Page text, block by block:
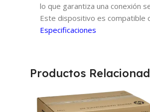
lo que garantiza una conexión
Este dispositivo es compatible
Especificaciones
Productos